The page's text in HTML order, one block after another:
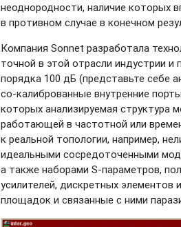
неоднородности, наличие которых
в противном случае в конечном
Компания Sonnet разработала
точной в этой отрасли индустрии и
порядка 100 дБ (представьте себе
со-калиброванныевнутренние
которых анализируемая
работающей в частотной или
к реальной топологии, например,
идеальными сосредоточенными
а также наборами S-параметров,
усилителей, дискретных
площадок и связанные с ними